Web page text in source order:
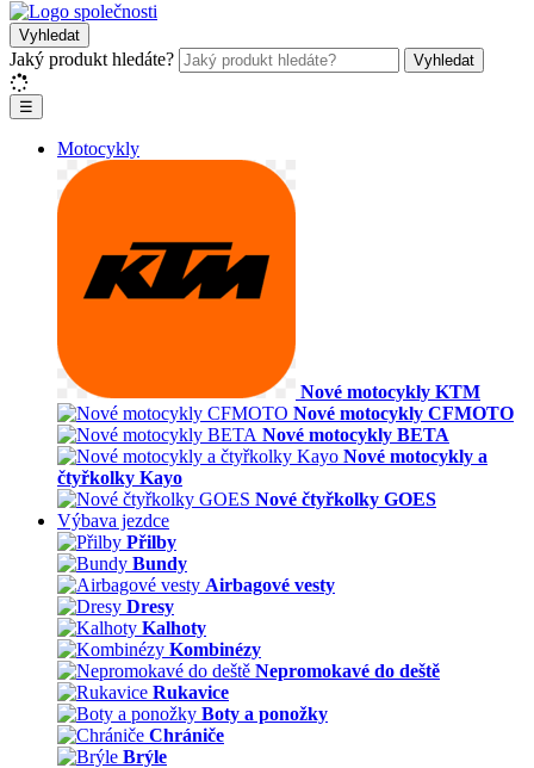
Vyhledat
Jaký produkt hledáte? Vyhledat
☰
Motocykly
Nové motocykly KTM
Nové motocykly CFMOTO
Nové motocykly BETA
Nové motocykly a
čtyřkolky Kayo
Nové čtyřkolky GOES
Výbava jezdce
Přilby
Bundy
Airbagové vesty
Dresy
Kalhoty
Kombinézy
Nepromokavé do deště
Rukavice
Boty a ponožky
Chrániče
Brýle